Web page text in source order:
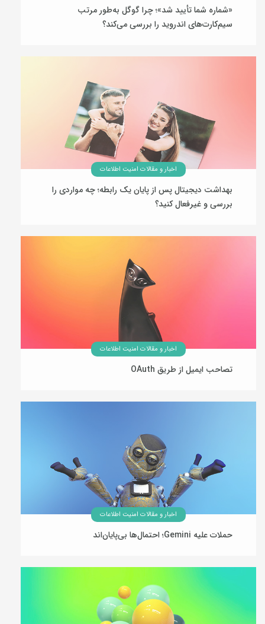
«شماره شما تأیید شد»؛ چرا گوگل به‌طور مرتب
سیم‌کارت‌های اندروید را بررسی می‌کند؟
05 مرداد 1405
اخبار و مقالات امنیت اطلاعات
بهداشت دیجیتال پس از پایان یک رابطه؛ چه مواردی را
بررسی و غیرفعال کنید؟
04 مرداد 1405
اخبار و مقالات امنیت اطلاعات
تصاحب ایمیل از طریق OAuth
03 مرداد 1405
اخبار و مقالات امنیت اطلاعات
حملات علیه Gemini؛ احتمال‌ها بی‌پایان‌اند
31 تیر 1405